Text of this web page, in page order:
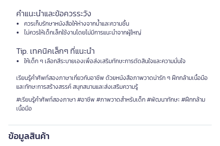
คำแนะนำและข้อควรระวัง
ควรเก็บรักษาหนังสือให้ห่างจากน้ำและความชื้น
ไม่ควรให้เด็กเล็กใช้งานโดยไม่มีการแนะนำจากผู้ใหญ่
Tip. เทคนิคเล็กๆ ที่แนะนำ
ให้เด็ก ๆ เลือกสีระบายเองเพื่อส่งเสริมทักษะการตัดสินใจและความมั่นใจ
เรียนรู้คำศัพท์สองภาษาเกี่ยวกับอาชีพ ด้วยหนังสือภาพวาดน่ารัก ๆ ฝึกกล้ามเนื้อมือ
และทักษะการสร้างสรรค์ สนุกสนานและส่งเสริมความรู้
#เรียนรู้คำศัพท์สองภาษา #อาชีพ #ภาพวาดสำหรับเด็ก #พัฒนาทักษะ #ฝึกกล้าม
เนื้อมือ
ข้อมูลสินค้า